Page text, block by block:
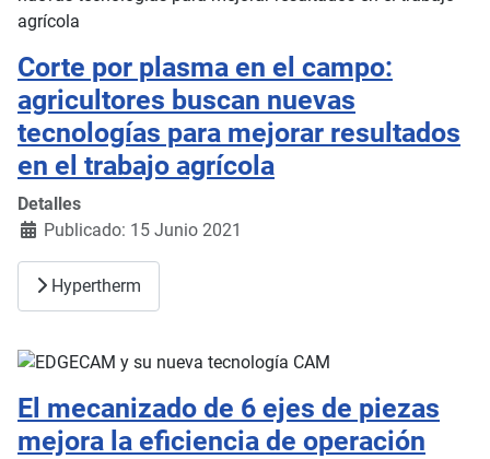
Corte por plasma en el campo:
agricultores buscan nuevas
tecnologías para mejorar resultados
en el trabajo agrícola
Detalles
Publicado: 15 Junio 2021
Hypertherm
El mecanizado de 6 ejes de piezas
mejora la eficiencia de operación